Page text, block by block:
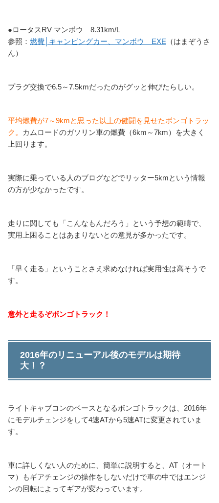
●ロータスRV マンボウ 8.31km/L
参照： 燃費│キャンピングカー、マンボウ EXE （はまぞうさ
ん）
プラグ交換で6.5～7.5kmだったのがグッと伸びたらしい。
平均燃費が7～9kmと思った以上の健闘を見せたボンゴトラッ
ク。
カムロードのガソリン車の燃費（6km～7km）を大きく
上回ります。
実際に乗っている人のブログなどでリッター5kmという情報
の方が少なかったです。
走りに関しても「こんなもんだろう」という予想の範疇で、
実用上困ることはあまりないとの意見が多かったです。
「早く走る」ということさえ求めなければ実用性は高そうで
す。
意外と走るぞボンゴトラック！
2016年のリニューアル後のモデルは期待
大！？
ライトキャブコンのベースとなるボンゴトラックは、2016年
にモデルチェンジをして4速ATから5速ATに変更されていま
す。
車に詳しくない人のために、簡単に説明すると、AT（オート
マ）もギアチェンジの操作をしないだけで車の中ではエンジ
ンの回転によってギアが変わっています。